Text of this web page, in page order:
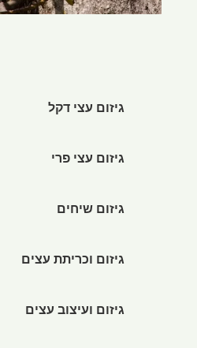
גיזום עצי דקל
גיזום עצי פרי
גיזום שיחים
גיזום וכריתת עצים
גיזום ועיצוב עצים